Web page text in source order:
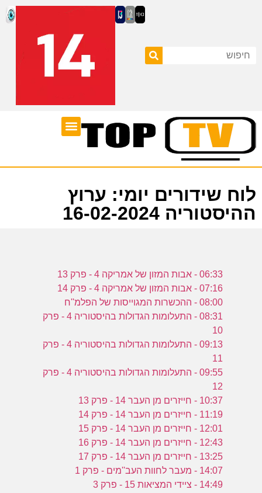
לוח שידורים יומי: ערוץ
ההיסטוריה 16-02-2024
06:33 - אבות המזון של אמריקה 4 - פרק 13
07:16 - אבות המזון של אמריקה 4 - פרק 14
08:00 - ההכשרות המגוייסות של הפלמ''ח
08:31 - התעלומות הגדולות בהיסטוריה 4 - פרק
10
09:13 - התעלומות הגדולות בהיסטוריה 4 - פרק
11
09:55 - התעלומות הגדולות בהיסטוריה 4 - פרק
12
10:37 - חייזרים מן העבר 14 - פרק 13
11:19 - חייזרים מן העבר 14 - פרק 14
12:01 - חייזרים מן העבר 14 - פרק 15
12:43 - חייזרים מן העבר 14 - פרק 16
13:25 - חייזרים מן העבר 14 - פרק 17
14:07 - מעבר לחוות העב''מים - פרק 1
14:49 - ציידי המציאות 15 - פרק 3